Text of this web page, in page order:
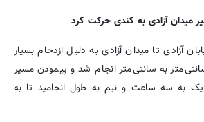
میدان آزادی به کندی حرکت کرد
آزادی تا میدان آزادی به دلیل ازدحام بسیار
به سانتی‌متر انجام شد و پیمودن مسیر
به سه ساعت و نیم به طول انجامید تا به